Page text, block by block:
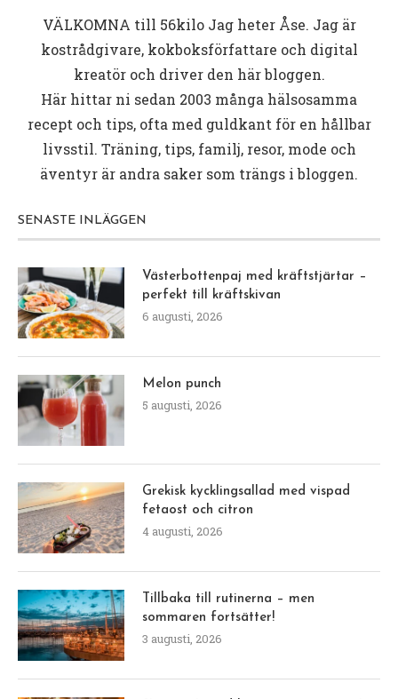
VÄLKOMNA till 56kiloJag heter Åse. Jag är
kostrådgivare, kokboksförfattare och digital
kreatör och driver den här bloggen.
Här hittar ni sedan 2003 många hälsosamma
recept och tips, ofta med guldkant för en hållbar
livsstil. Träning, tips, familj, resor, mode och
äventyr är andra saker som trängs i bloggen.
SENASTE INLÄGGEN
Västerbottenpaj med kräftstjärtar –
perfekt till kräftskivan
6 augusti, 2026
Melon punch
5 augusti, 2026
Grekisk kycklingsallad med vispad
fetaost och citron
4 augusti, 2026
Tillbaka till rutinerna – men
sommaren fortsätter!
3 augusti, 2026